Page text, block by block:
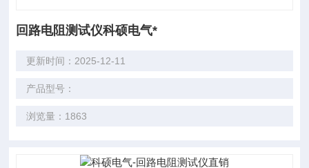
回路电阻测试仪科硕电气*
更新时间：2025-12-11
产品型号：
浏览量：1863